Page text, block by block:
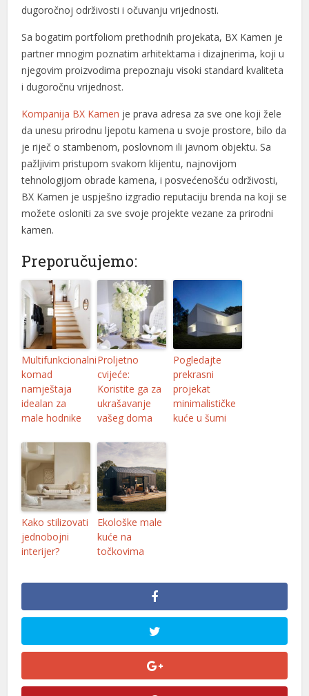
dugoročnoj održivosti i očuvanju vrijednosti.
Sa bogatim portfoliom prethodnih projekata, BX Kamen je
partner mnogim poznatim arhitektama i dizajnerima, koji u
njegovim proizvodima prepoznaju visoki standard kvaliteta
i dugoročnu vrijednost.
Kompanija BX Kamen je prava adresa za sve one koji žele
da unesu prirodnu ljepotu kamena u svoje prostore, bilo da
je riječ o stambenom, poslovnom ili javnom objektu. Sa
pažljivim pristupom svakom klijentu, najnovijom
tehnologijom obrade kamena, i posvećenošću održivosti,
BX Kamen je uspješno izgradio reputaciju brenda na koji se
možete osloniti za sve svoje projekte vezane za prirodni
kamen.
Preporučujemo:
Multifunkcionalni
komad
namještaja
idealan za
male hodnike
Proljetno
cvijeće:
Koristite ga za
ukrašavanje
vašeg doma
Pogledajte
prekrasni
projekat
minimalističke
kuće u šumi
Kako stilizovati
jednobojni
interijer?
Ekološke male
kuće na
točkovima